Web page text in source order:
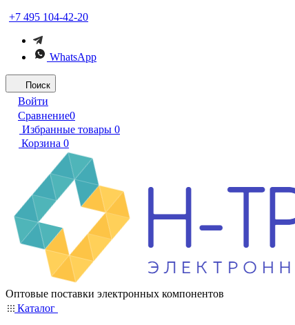
+7 495 104-42-20
WhatsApp
Поиск
Войти
Сравнение0
Избранные товары 0
Корзина 0
Оптовые поставки электронных компонентов
Каталог